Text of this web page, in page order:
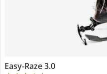
Easy-Raze 3.0